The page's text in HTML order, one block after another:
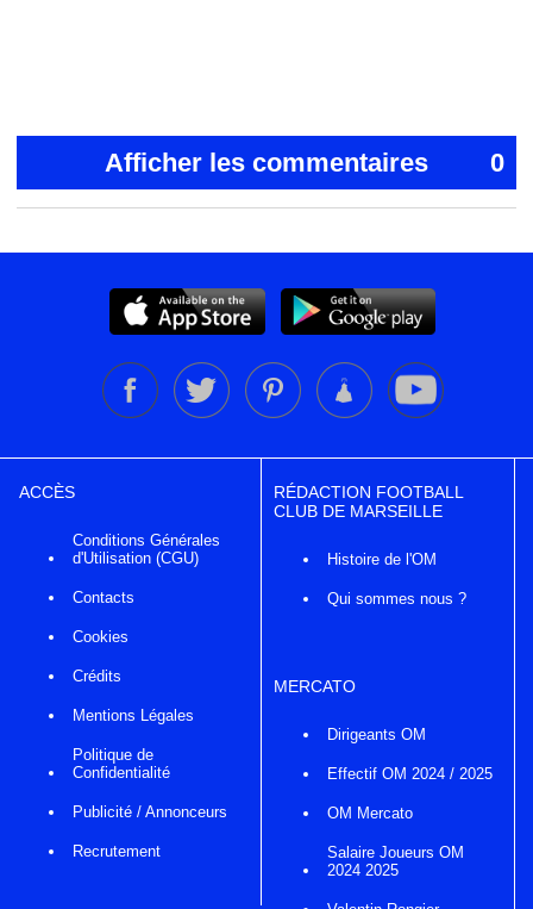
Afficher les commentaires 0
ACCÈS
Conditions Générales
d'Utilisation (CGU)
Contacts
Cookies
Crédits
Mentions Légales
Politique de
Confidentialité
Publicité / Annonceurs
Recrutement
RÉDACTION FOOTBALL
CLUB DE MARSEILLE
Histoire de l'OM
Qui sommes nous ?
MERCATO
Dirigeants OM
Effectif OM 2024 / 2025
OM Mercato
Salaire Joueurs OM
2024 2025